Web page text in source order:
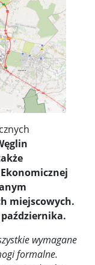
miejscowych.
października.
wymagane
formalne.